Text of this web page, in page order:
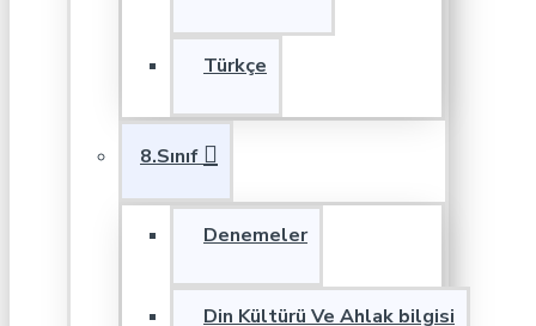
Türkçe
8.Sınıf
Denemeler
Din Kültürü Ve Ahlak bilgisi